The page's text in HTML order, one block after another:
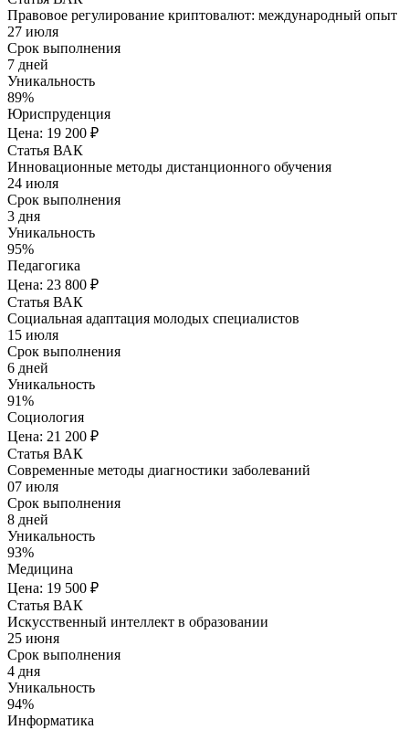
Правовое регулирование криптовалют: международный опыт
27 июля
Срок выполнения
7 дней
Уникальность
89%
Юриспруденция
Цена: 19 200 ₽
Статья ВАК
Инновационные методы дистанционного обучения
24 июля
Срок выполнения
3 дня
Уникальность
95%
Педагогика
Цена: 23 800 ₽
Статья ВАК
Социальная адаптация молодых специалистов
15 июля
Срок выполнения
6 дней
Уникальность
91%
Социология
Цена: 21 200 ₽
Статья ВАК
Современные методы диагностики заболеваний
07 июля
Срок выполнения
8 дней
Уникальность
93%
Медицина
Цена: 19 500 ₽
Статья ВАК
Искусственный интеллект в образовании
25 июня
Срок выполнения
4 дня
Уникальность
94%
Информатика